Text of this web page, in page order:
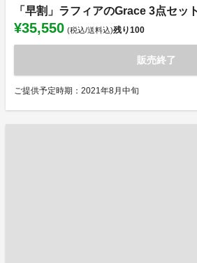
「早割」ラフィアのGrace 3点セッ
¥35,550 (税込/送料込)残り100
販売終了
ご提供予定時期：2021年8月中旬